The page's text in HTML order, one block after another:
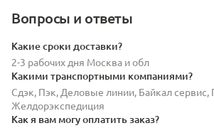
Вопросы и ответы
Какие сроки доставки?
2-3 рабочих дня Москва и обл
Какими транспортными компаниями?
Сдэк, Пэк, Деловые линии, Байкал сервис,
Желдорэкспедиция
Как я вам могу оплатить заказ?